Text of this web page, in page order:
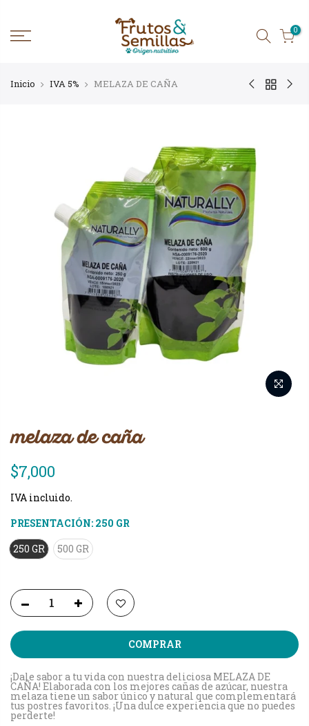
0
Inicio IVA 5% MELAZA DE CAÑA
melaza de caña
$7,000
IVA incluido.
PRESENTACIÓN: 250 GR
250 GR
500 GR
COMPRAR
¡Dale sabor a tu vida con nuestra deliciosa MELAZA DE
CAÑA! Elaborada con los mejores cañas de azúcar, nuestra
melaza tiene un sabor único y natural que complementará
tus postres favoritos. ¡Una dulce experiencia que no puedes
perderte!